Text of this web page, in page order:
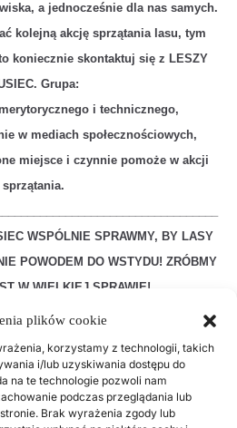
plików cookie
korzystamy z technologii, takich
i/lub uzyskiwania dostępu do
na te technologie pozwoli nam
podczas przeglądania lub
Brak wyrażenia zgody lub
a jednocześnie dla nas samych.
kolejną akcję sprzątania lasu, tym
koniecznie skontaktuj się z LESZY
Grupa:
i technicznego,
w mediach społecznościowych,
miejsce i czynnie pomoże w akcji
sprzątania.
WSPÓLNIE SPRAWMY, BY LASY
POWODEM DO WSTYDU! ZRÓBMY
W WIELKIEJ SPRAWIE!
Następne